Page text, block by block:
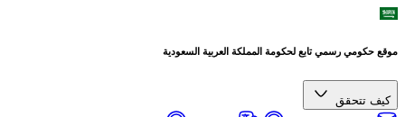
موقع حكومي رسمي تابع لحكومة المملكة العربية السعودية
كيف تتحقق